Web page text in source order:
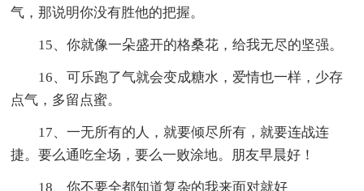
气，那说明你没有胜他的把握。
15、你就像一朵盛开的格桑花，给我无尽的坚强。
16、可乐跑了气就会变成糖水，爱情也一样，少存
点气，多留点蜜。
17、一无所有的人，就要倾尽所有，就要连战连
捷。要么通吃全场，要么一败涂地。朋友早晨好！
18、你不要全都知道复杂的我来面对就好